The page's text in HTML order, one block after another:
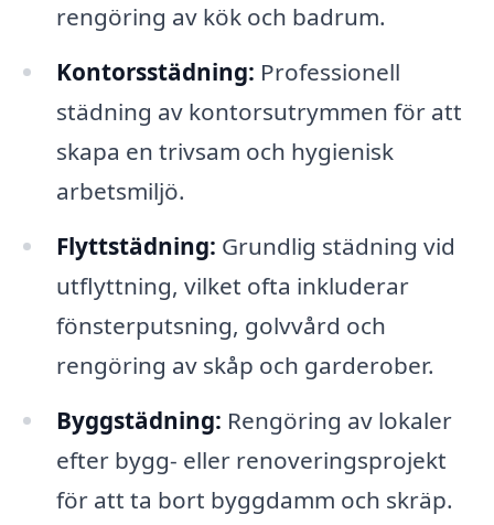
rengöring av kök och badrum.
Kontorsstädning: Professionell
städning av kontorsutrymmen för att
skapa en trivsam och hygienisk
arbetsmiljö.
Flyttstädning: Grundlig städning vid
utflyttning, vilket ofta inkluderar
fönsterputsning, golvvård och
rengöring av skåp och garderober.
Byggstädning: Rengöring av lokaler
efter bygg- eller renoveringsprojekt
för att ta bort byggdamm och skräp.